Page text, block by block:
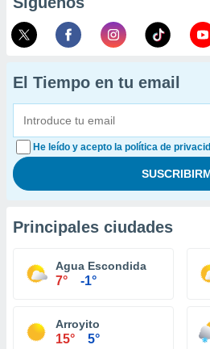
El Tiempo en tu email
He leído y acepto la política de
Principales ciudades
Agua Escondida
7° -1°
Arroyito
15° 5°